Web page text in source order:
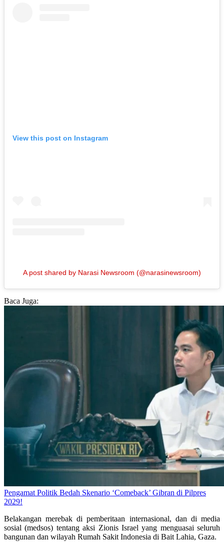
View this post on Instagram
A post shared by Narasi Newsroom (@narasinewsroom)
Baca Juga:
Pengamat Politik Bedah Skenario ‘Comeback’ Gibran di Pilpres
2029!
Belakangan merebak di pemberitaan internasional, dan di media
sosial (medsos) tentang aksi Zionis Israel yang menguasai seluruh
bangunan dan wilayah Rumah Sakit Indonesia di Bait Lahia, Gaza.